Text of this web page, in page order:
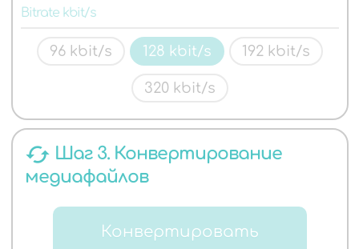
Bitrate kbit/s
96 kbit/s 128 kbit/s 192 kbit/s
320 kbit/s
cached Шаг 3. Конвертирование
медиафайлов
Конвертировать